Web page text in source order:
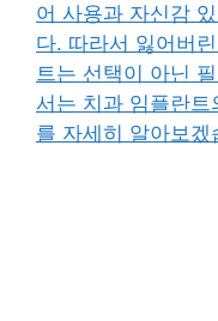
어 사용과 자신감
다. 따라서 잃어버
트는 선택이 아닌
서는 치과 임플란
를 자세히 알아보겠